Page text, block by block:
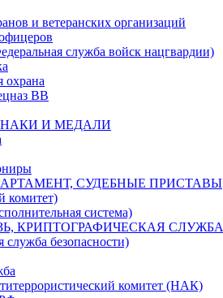
и ветеранских организаций
служба войск нацгвардии)
охрана
ВВ
И МЕДАЛИ
СУДЕБНЫЕ ПРИСТАВЫ
комитет)
система)
КРИПТОГРАФИЧЕСКАЯ СЛУЖБА
безопасности)
комитет (НАК)